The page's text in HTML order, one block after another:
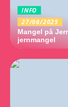
INFO
27/08/2025
Mangel på
jernmangel